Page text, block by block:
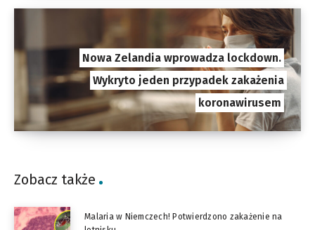
Nowa Zelandia wprowadza lockdown.
Wykryto jeden przypadek zakażenia
koronawirusem
Zobacz także
Malaria w Niemczech! Potwierdzono zakażenie na